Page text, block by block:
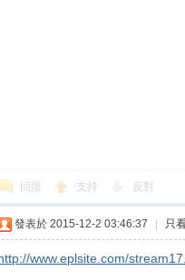
回復 支持 反對
發表於 2015-12-2 03:46:37 只
www.eplsite.com/